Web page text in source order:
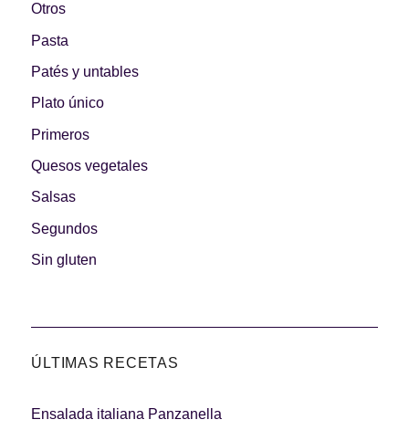
Otros
Pasta
Patés y untables
Plato único
Primeros
Quesos vegetales
Salsas
Segundos
Sin gluten
ÚLTIMAS RECETAS
Ensalada italiana Panzanella